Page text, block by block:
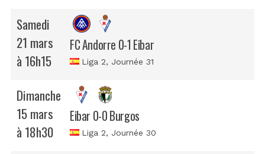
Samedi
21 mars
à 16h15
FC Andorre 0-1 Eibar
Liga 2, Journée 31
Dimanche
15 mars
à 18h30
Eibar 0-0 Burgos
Liga 2, Journée 30